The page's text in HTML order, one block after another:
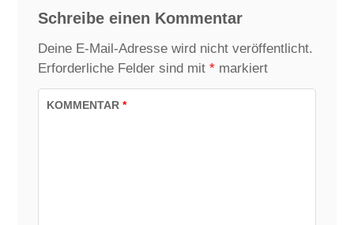
Schreibe einen Kommentar
Deine E-Mail-Adresse wird nicht veröffentlicht.
Erforderliche Felder sind mit *markiert
KOMMENTAR*